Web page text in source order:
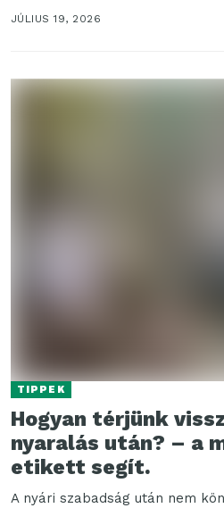
nemzetközi...
JÚLIUS 19, 2026
TIPPEK
Hogyan térjünk
nyaralás után? – a
etikett segít.
A nyári szabadság után nem